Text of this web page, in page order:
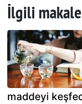
İlgili
maddeyi